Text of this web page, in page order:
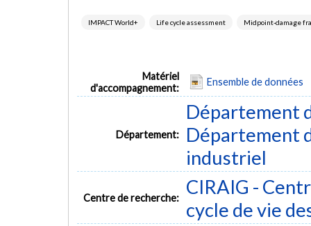
IMPACT World+ Life cycle assessment Midpoint-damage
Matériel
d'accompagnement:
Ensemble de données
Département:
Département
Département
industriel
Centre de recherche:
CIRAIG -
cycle de vie